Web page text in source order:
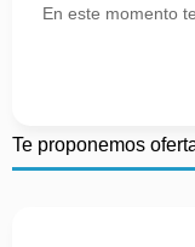
En este momento
Te proponemos